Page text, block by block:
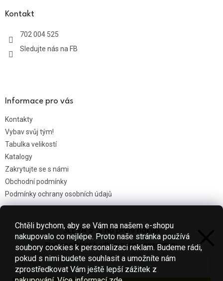
Chtěli bychom, aby se Vám na našem e-shopu
nakupovalo co nejlépe. Proto naše stránka používá
soubory cookies k personalizaci reklam. Budeme rádi,
pokud s nimi budete souhlasit a umožníte nám
zprostředkovat Vám ještě lepší zážitek z
Kontakt
702 004 525
Sledujte nás na FB
Informace pro vás
Kontakty
Vybav svůj tým!
Tabulka velikostí
Katalogy
Zakrytujte se s námi
Obchodní podmínky
Podmínky ochrany osobních údajů
Nákupní košík
0KS /0 KČ
SLEVA 5 % na první nákup
Stačí se přihlásit k odběru našeho newsletteru.